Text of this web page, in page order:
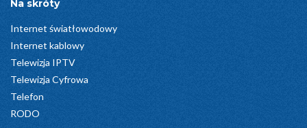
Na skróty
Internet światłowodowy
Internet kablowy
Telewizja IPTV
Telewizja Cyfrowa
Telefon
RODO